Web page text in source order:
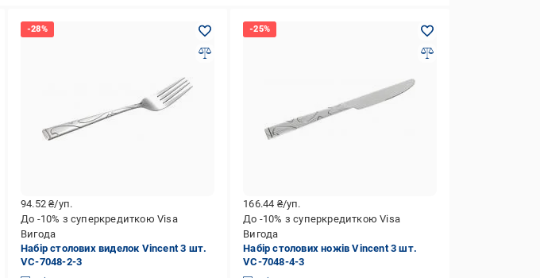
94.52₴/уп.
До -10% з суперкредиткою Visa
Вигода
Набір столових виделок Vincent 3 шт.
VC-7048-2-3
166.44 ₴/уп.
До -10% з суперкредиткою Visa
Вигода
Набір столових ножів Vincent 3 шт.
VC-7048-4-3